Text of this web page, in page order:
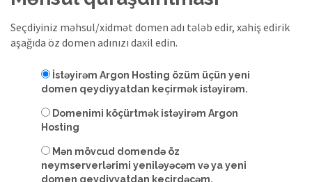
Seçdiyiniz məhsul/xidmət domen adı tələb edir, xahiş edirik
aşağıda öz domen adınızı daxil edin.
İstəyirəm Argon Hosting özüm üçün yeni
domen qeydiyyatdan keçirmək istəyirəm.
Domenimi köçürtmək istəyirəm Argon
Hosting
Mən mövcud domendə öz
neymserverlərimi yeniləyəcəm və ya yeni
domen qeydiyyatdan keçirdəcəm.